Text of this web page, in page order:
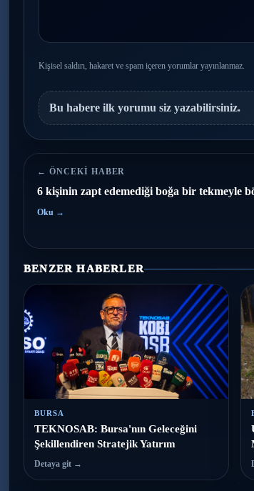
Kişisel saldırı, hakaret ve spam içeren yorumlar yayınlanmaz.
Bu habere ilk yorumu siz yazabilirsiniz.
← ÖNCEKI HABER
6 kişinin zapt edemediği boğa bir tekmeyle
Oku →
BENZER HABERLER
BURSA
TEKNOSAB: Bursa'nın Geleceğini
Şekillendiren Stratejik Yatırım
Detaya git →